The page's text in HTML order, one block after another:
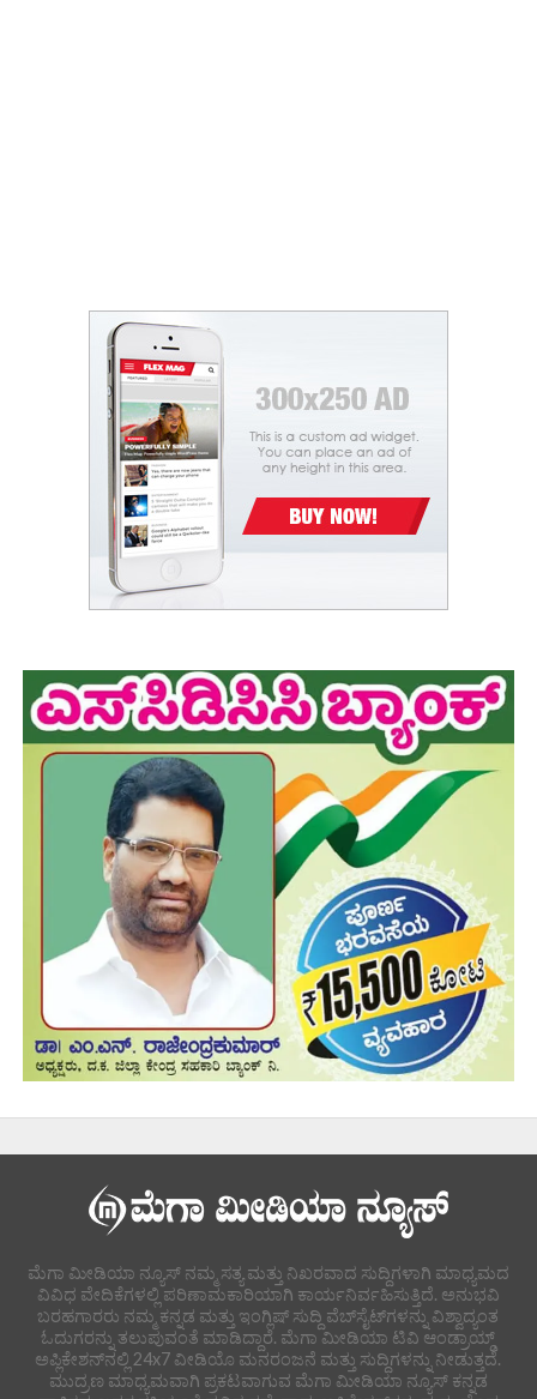
ಮೆಗಾ ಮೀಡಿಯಾ ನ್ಯೂಸ್ ನಮ್ಮ ಸತ್ಯ ಮತ್ತು ನಿಖರವಾದ ಸುದ್ದಿಗಳಾಗಿ ಮಾಧ್ಯಮದ
ವಿವಿಧ ವೇದಿಕೆಗಳಲ್ಲಿ ಪರಿಣಾಮಕಾರಿಯಾಗಿ ಕಾರ್ಯನಿರ್ವಹಿಸುತ್ತಿದೆ. ಅನುಭವಿ
ಬರಹಗಾರರು ನಮ್ಮ ಕನ್ನಡ ಮತ್ತು ಇಂಗ್ಲಿಷ್ ಸುದ್ದಿ ವೆಬ್‌ಸೈಟ್‌ಗಳನ್ನು ವಿಶ್ವಾದ್ಯಂತ
ಓದುಗರನ್ನು ತಲುಪುವಂತೆ ಮಾಡಿದ್ದಾರೆ. ಮೆಗಾ ಮೀಡಿಯಾ ಟಿವಿ ಆಂಡ್ರಾಯ್ಡ್
ಅಪ್ಲಿಕೇಶನ್‌ನಲ್ಲಿ 24x7 ವೀಡಿಯೊ ಮನರಂಜನೆ ಮತ್ತು ಸುದ್ದಿಗಳನ್ನು ನೀಡುತ್ತದೆ.
ಮುದ್ರಣ ಮಾಧ್ಯಮವಾಗಿ ಪ್ರಕಟವಾಗುವ ಮೆಗಾ ಮೀಡಿಯಾ ನ್ಯೂಸ್ ಕನ್ನಡ